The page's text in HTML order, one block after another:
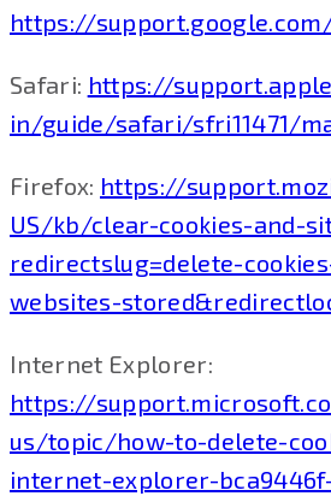
https://
Safari: https://
in/guide/safari/sfri11471/
Firefox: https://
US/kb/clear-cookies-and-
redirectslug=delete-
websites-
Internet Explorer:
https://
us/topic/how-to-delete-
internet-explorer-